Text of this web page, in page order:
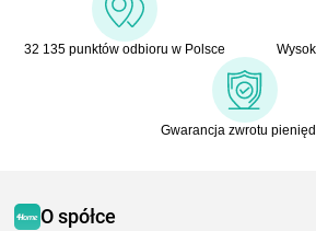
32 135 punktów odbioru w Polsce
Gwarancja zwrotu
O spółce